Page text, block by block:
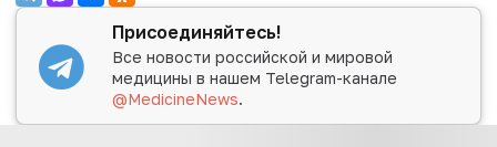
Присоединяйтесь!
Все новости российской и мировой
медицины в нашем Telegram-канале
@MedicineNews.